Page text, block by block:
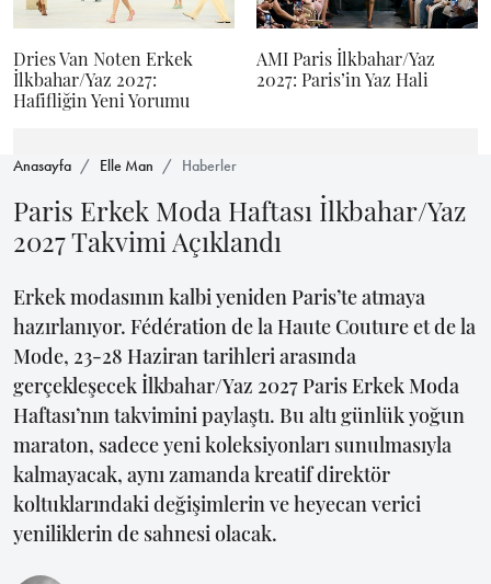
Dries Van Noten Erkek
İlkbahar/Yaz 2027:
Hafifliğin Yeni Yorumu
AMI Paris İlkbahar/Yaz
2027: Paris’in Yaz Hali
Anasayfa Elle Man Haberler
Paris Erkek Moda Haftası İlkbahar/Yaz
2027 Takvimi Açıklandı
Erkek modasının kalbi yeniden Paris’te atmaya
hazırlanıyor. Fédération de la Haute Couture et de la
Mode, 23-28 Haziran tarihleri arasında
gerçekleşecek İlkbahar/Yaz 2027 Paris Erkek Moda
Haftası’nın takvimini paylaştı. Bu altı günlük yoğun
maraton, sadece yeni koleksiyonları sunulmasıyla
kalmayacak, aynı zamanda kreatif direktör
koltuklarındaki değişimlerin ve heyecan verici
yeniliklerin de sahnesi olacak.